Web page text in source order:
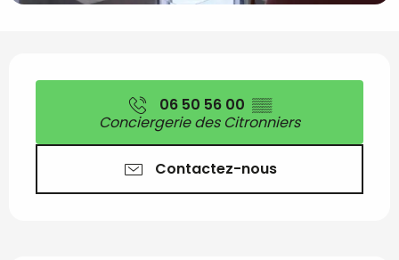
Ouverture et
06 50 56 00 ▒▒
Conciergerie des Citronniers
Contactez-nous